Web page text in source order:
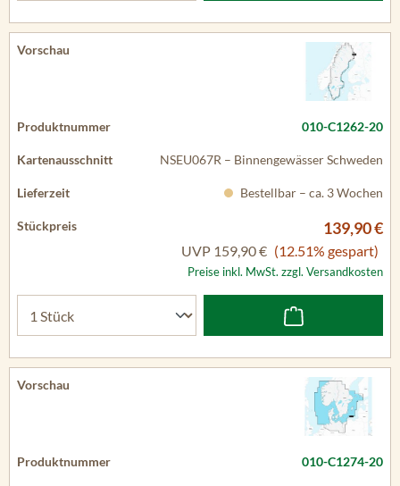
010-C1262-20
NSEU067R – Binnengewässer Schweden
Bestellbar – ca. 3 Wochen
139,90 €
UVP 159,90 € (12.51% gespart)
Preise inkl. MwSt. zzgl. Versandkosten
010-C1274-20